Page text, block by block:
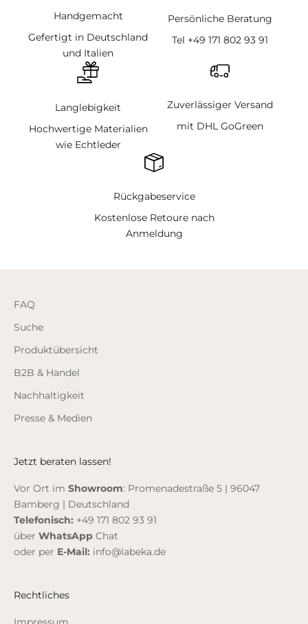
Handgemacht
Gefertigt in Deutschland
und Italien
Persönliche Beratung
Tel +49 171 802 93 91
Langlebigkeit
Hochwertige Materialien
wie Echtleder
Zuverlässiger Versand
mit DHL GoGreen
Rückgabeservice
Kostenlose Retoure nach
Anmeldung
FAQ
Suche
Produktübersicht
B2B & Handel
Nachhaltigkeit
Presse & Medien
Jetzt beraten lassen!
Vor Ort im Showroom: Promenadestraße 5 | 96047
Bamberg | Deutschland
Telefonisch: +49 171 802 93 91
über WhatsApp Chat
oder per E-Mail: info@labeka.de
Rechtliches